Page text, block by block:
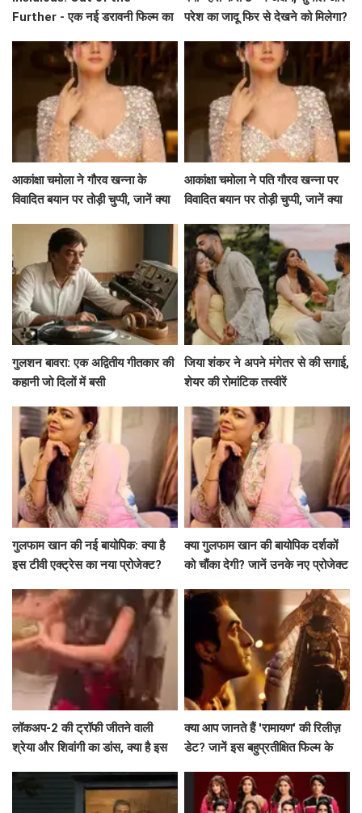
Further - एक नई डरावनी फिल्म का
परेश का जादू फिर से देखने को मिलेगा?
आकांक्षा चमोला ने गौरव खन्ना के
विवादित बयान पर तोड़ी चुप्पी, जानें क्या
आकांक्षा चमोला ने पति गौरव खन्ना पर
विवादित बयान पर तोड़ी चुप्पी, जानें क्या
गुलशन बावरा: एक अद्वितीय गीतकार की
कहानी जो दिलों में बसी
जिया शंकर ने अपने मंगेतर से की सगाई,
शेयर की रोमांटिक तस्वीरें
गुलफाम खान की नई बायोपिक: क्या है
इस टीवी एक्ट्रेस का नया प्रोजेक्ट?
क्या गुलफाम खान की बायोपिक दर्शकों
को चौंका देगी? जानें उनके नए प्रोजेक्ट
लॉकअप-2 की ट्रॉफी जीतने वाली
श्रेया और शिवांगी का डांस, क्या है इस
क्या आप जानते हैं 'रामायण' की रिलीज़
डेट? जानें इस बहुप्रतीक्षित फिल्म के